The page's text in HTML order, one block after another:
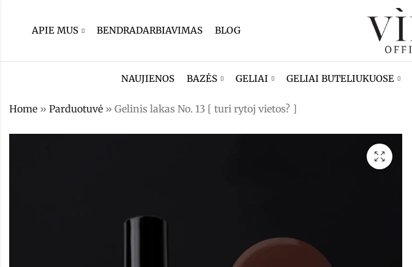
APIE MUS BENDRADARBIAVIMAS BLOG
NAUJIENOS BAZĖS GELIAI GELIAI BUTELIUKUOSE
Home » Parduotuvė » Gelinis lakas No. 13 [ turi rytoj vietos? ]